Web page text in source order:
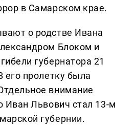
в Самарском крае.
о родстве Ивана
Блоком и
губернатора 21
его пролетку была
внимание
Иван Львович стал 13-м
губернии.